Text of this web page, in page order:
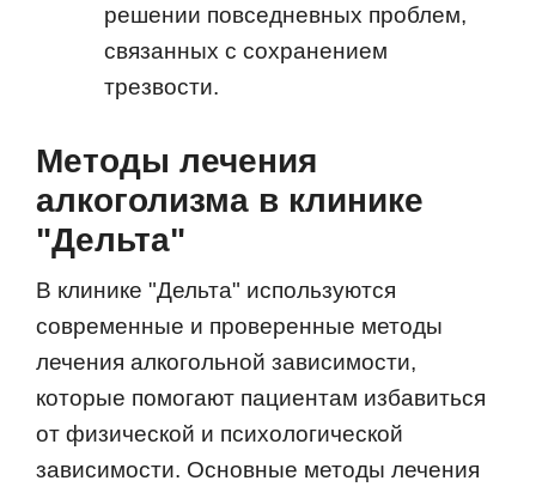
решении повседневных проблем,
связанных с сохранением
трезвости.
Методы лечения
алкоголизма в клинике
"Дельта"
В клинике "Дельта" используются
современные и проверенные методы
лечения алкогольной зависимости,
которые помогают пациентам избавиться
от физической и психологической
зависимости. Основные методы лечения